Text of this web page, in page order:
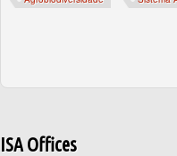
ISA Offices